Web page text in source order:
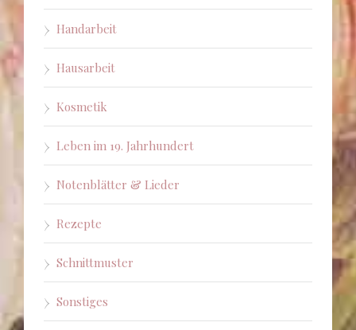
Handarbeit
Hausarbeit
Kosmetik
Leben im 19. Jahrhundert
Notenblätter & Lieder
Rezepte
Schnittmuster
Sonstiges